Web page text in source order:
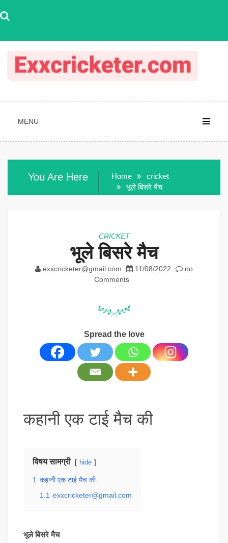
to
MENU
You Are Here Home
cricket
भूले बिसरे मैच
CRICKET
भूले बिसरे मैच
exxcricketer@gmail.com 11/08/2022
no
Comments
Spread the love
कहानी एक टाई मैच की
विषय सामग्री hide
1 कहानी एक टाई मैच की
1.1 exxcricketer@gmail.com
भूले बिसरे मैच